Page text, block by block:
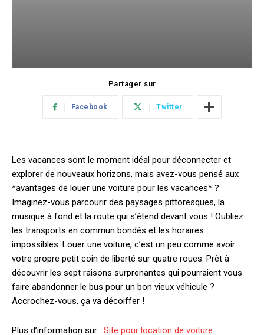
Partager sur
Facebook Twitter
Les vacances sont le moment idéal pour déconnecter et
explorer de nouveaux horizons, mais avez-vous pensé aux
*avantages de louer une voiture pour les vacances* ?
Imaginez-vous parcourir des paysages pittoresques, la
musique à fond et la route qui s’étend devant vous ! Oubliez
les transports en commun bondés et les horaires
impossibles. Louer une voiture, c’est un peu comme avoir
votre propre petit coin de liberté sur quatre roues. Prêt à
découvrir les sept raisons surprenantes qui pourraient vous
faire abandonner le bus pour un bon vieux véhicule ?
Accrochez-vous, ça va décoiffer !
Plus d’information sur : Site pour location de voiture